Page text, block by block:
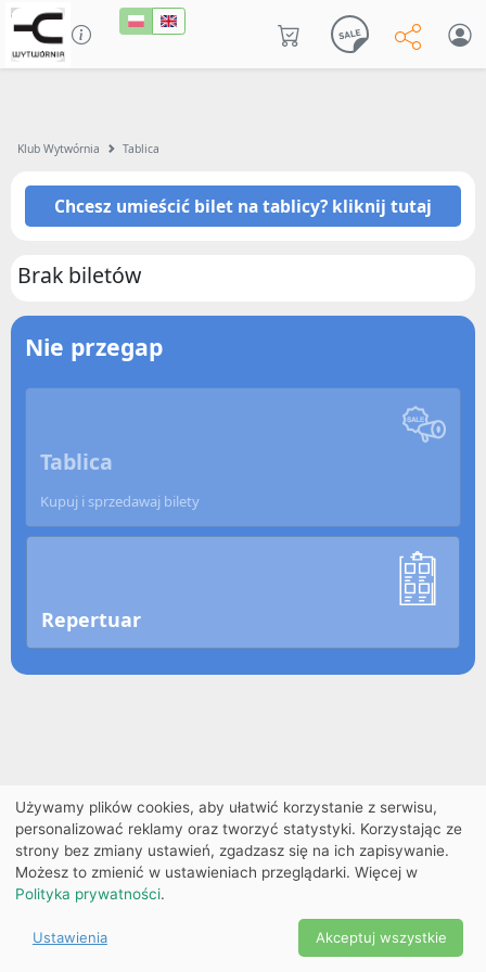
Klub Wytwórnia Tablica
Chcesz umieścić bilet na tablicy? kliknij tutaj
Brak biletów
Nie przegap
Tablica
Kupuj i sprzedawaj bilety
Repertuar
Ekobilet2026 |
Ustawienia
cookies
2026
Używamy plików cookies, aby ułatwić korzystanie z serwisu,
personalizować reklamy oraz tworzyć statystyki. Korzystając ze
strony bez zmiany ustawień, zgadzasz się na ich zapisywanie.
Możesz to zmienić w ustawieniach przeglądarki. Więcej w
Polityka prywatności.
Ustawienia Akceptuj wszystkie